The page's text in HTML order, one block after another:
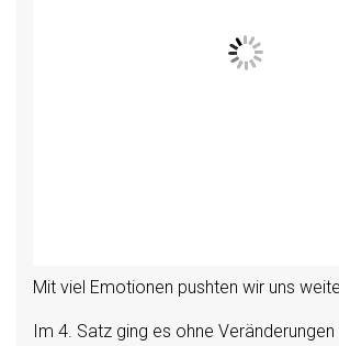
Mit viel Emotionen pushten wir uns
Im 4. Satz ging es ohne Veränderungen